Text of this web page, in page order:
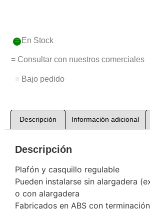
= En Stock
= Consultar con nuestros comerciales
= Bajo pedido
Descripción Información adicional
Descripción
Plafón y casquillo regulable
Pueden instalarse sin alargadera
o con alargadera
Fabricados en ABS con